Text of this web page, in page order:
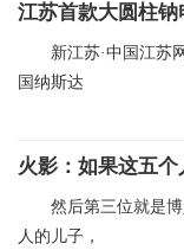
江苏首款大圆柱
新江苏·中国江苏
国纳斯达
然后第三位就是
人的儿子，